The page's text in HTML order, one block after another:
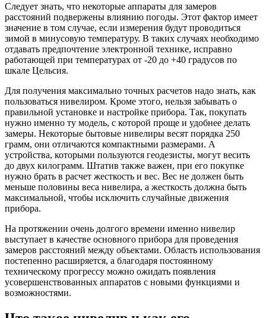
Следует знать, что некоторые аппараты для замеров
расстояний подвержены влиянию погоды. Этот фактор имеет
значение в том случае, если измерения будут проводиться
зимой в минусовую температуру. В таких случаях необходимо
отдавать предпочтение электронной технике, исправно
работающей при температурах от -20 до +40 градусов по
шкале Цельсия.
Для получения максимально точных расчетов надо знать, как
пользоваться нивелиром. Кроме этого, нельзя забывать о
правильной установке и настройке прибора. Так, покупать
нужно именно ту модель, с которой проще и удобнее делать
замеры. Некоторые бытовые нивелиры весят порядка 250
грамм, они отличаются компактными размерами. А
устройства, которыми пользуются геодезисты, могут весить
до двух килограмм. Штатив также важен, при его покупке
нужно брать в расчет жесткость и вес. Вес не должен быть
меньше половины веса нивелира, а жесткость должна быть
максимальной, чтобы исключить случайные движения
прибора.
На протяжении очень долгого времени именно нивелир
выступает в качестве основного прибора для проведения
замеров расстояний между объектами. Область использования
постепенно расширяется, а благодаря постоянному
техническому прогрессу можно ожидать появления
усовершенствованных аппаратов с новыми функциями и
возможностями.